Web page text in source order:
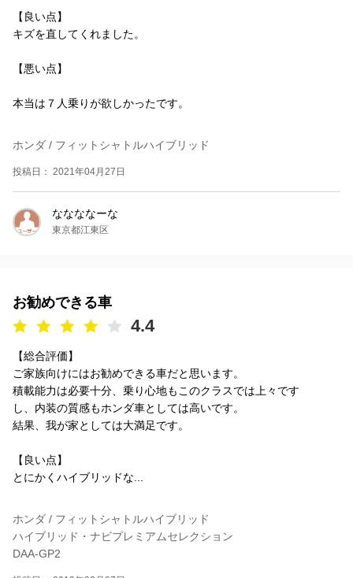
【良い点】
キズを直してくれました。
【悪い点】
本当は７人乗りが欲しかったです。
ホンダ / フィットシャトルハイブリッド
投稿日： 2021年04月27日
ななななーな
東京都江東区
お勧めできる車
4.4
【総合評価】
ご家族向けにはお勧めできる車だと思います。
積載能力は必要十分、乗り心地もこのクラスでは上々です
し、内装の質感もホンダ車としては高いです。
結果、我が家としては大満足です。
【良い点】
とにかくハイブリッドな...
ホンダ / フィットシャトルハイブリッド
ハイブリッド・ナビプレミアムセレクション
DAA-GP2